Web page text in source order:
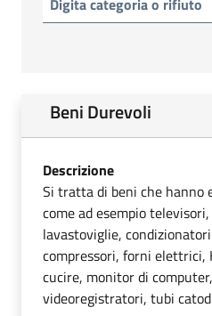
Beni Durevoli
Descrizione
Si tratta di beni che
come ad esempio
lavastoviglie,
compressori, forni elettrici,
cucire, monitor di
videoregistratori, tubi